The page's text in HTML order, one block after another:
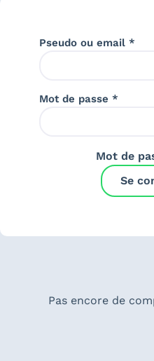
Pseudo ou email *
Mot de passe *
Mot de
Se
Pas encore de